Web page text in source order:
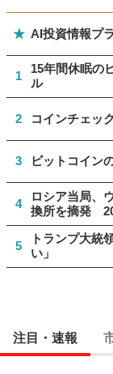
★ AI投資情報プ
1
15年間休眠の
ル
2 コインチェッ
3 ビットコイン
4
ロシア当局、
換所を摘発
5
トランプ大統
い」
注目・速報